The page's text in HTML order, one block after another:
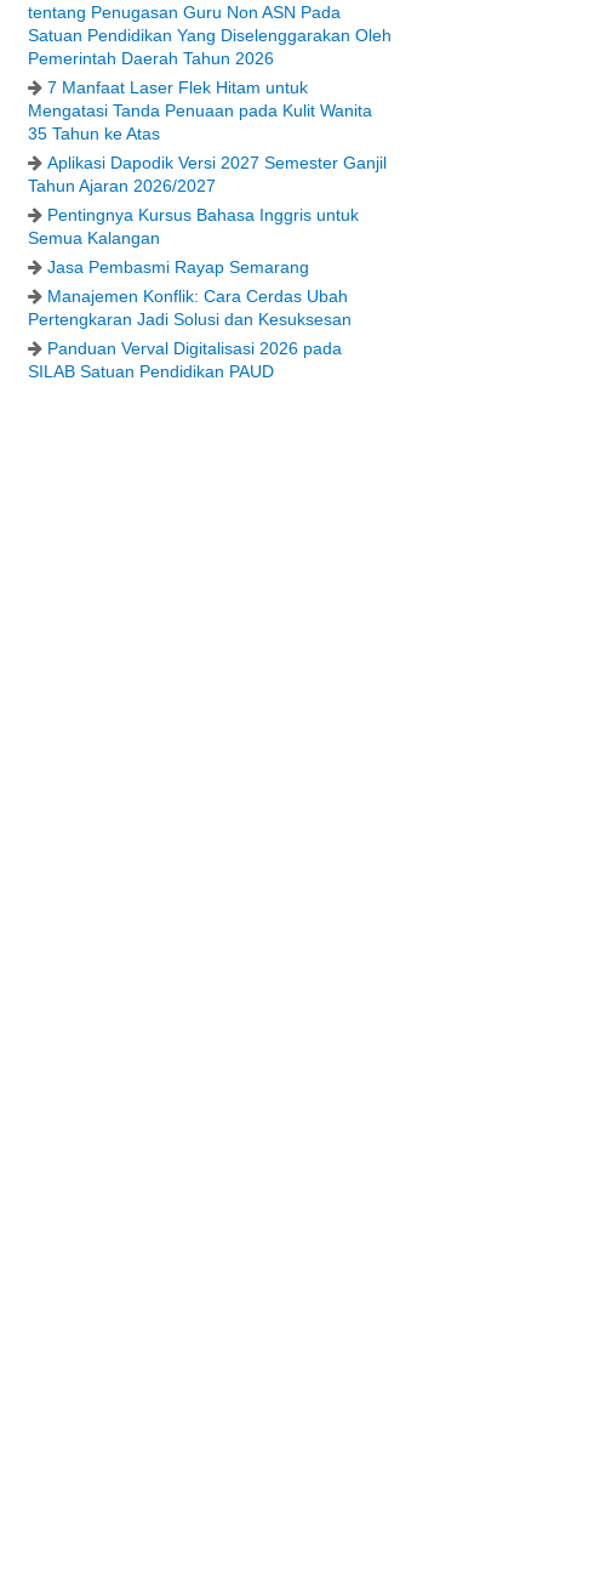
tentang Penugasan Guru Non ASN Pada
Satuan Pendidikan Yang Diselenggarakan Oleh
Pemerintah Daerah Tahun 2026
7 Manfaat Laser Flek Hitam untuk
Mengatasi Tanda Penuaan pada Kulit Wanita
35 Tahun ke Atas
Aplikasi Dapodik Versi 2027 Semester Ganjil
Tahun Ajaran 2026/2027
Pentingnya Kursus Bahasa Inggris untuk
Semua Kalangan
Jasa Pembasmi Rayap Semarang
Manajemen Konflik: Cara Cerdas Ubah
Pertengkaran Jadi Solusi dan Kesuksesan
Panduan Verval Digitalisasi 2026 pada
SILAB Satuan Pendidikan PAUD